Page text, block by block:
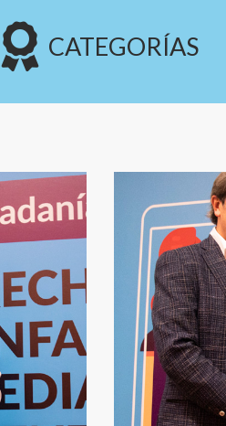
CATEGORÍAS